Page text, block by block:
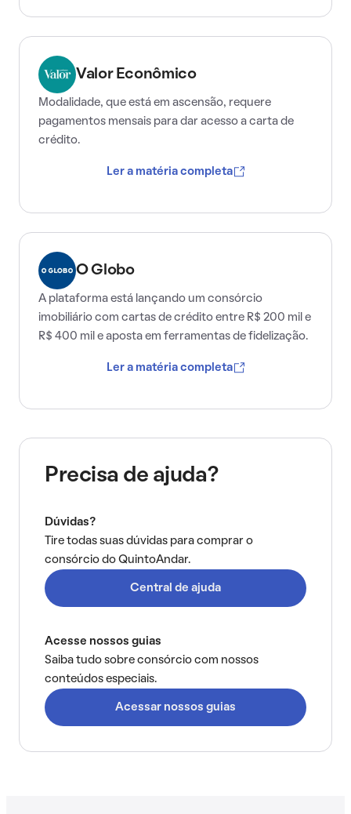
Valor Econômico
Modalidade, que está em ascensão, requere
pagamentos mensais para dar acesso a carta de
crédito.
Ler a matéria completa
O Globo
A plataforma está lançando um consórcio
imobiliário com cartas de crédito entre R$ 200 mil e
R$ 400 mil e aposta em ferramentas de fidelização.
Ler a matéria completa
Precisa de ajuda?
Dúvidas?
Tire todas suas dúvidas para comprar o
consórcio do QuintoAndar.
Central de ajuda
Acesse nossos guias
Saiba tudo sobre consórcio com nossos
conteúdos especiais.
Acessar nossos guias